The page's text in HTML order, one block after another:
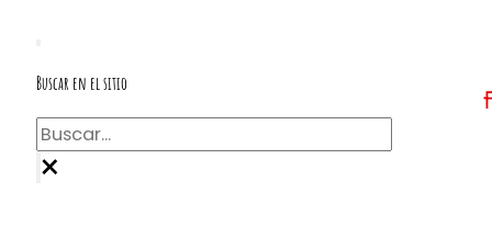
Buscar en el sitio
Buscar
×